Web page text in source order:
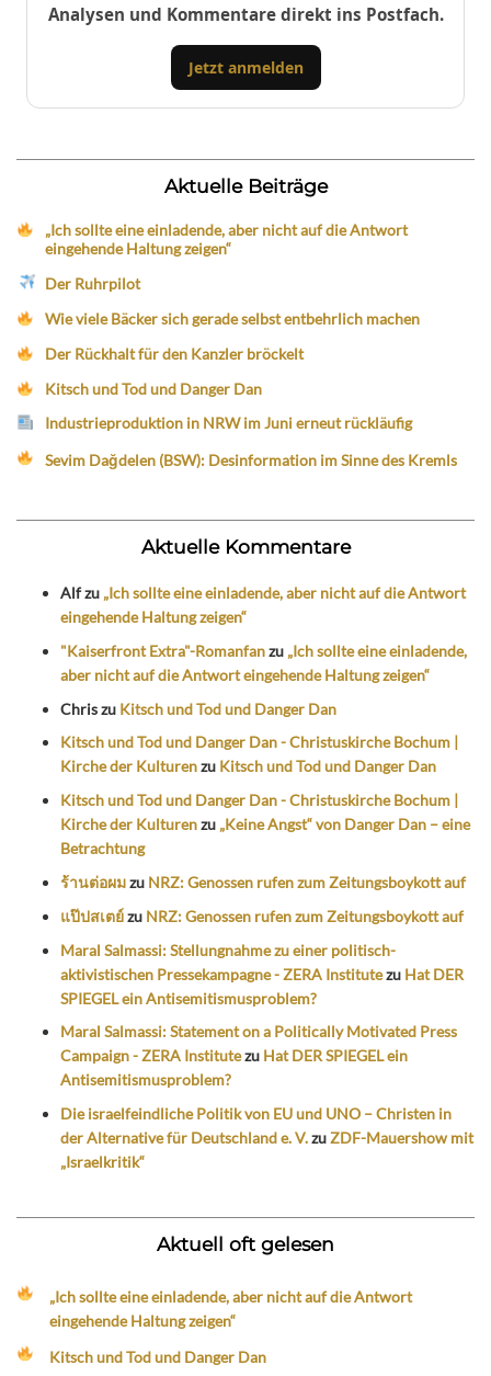
Analysen und Kommentare direkt ins Postfach.
Jetzt anmelden
Aktuelle Beiträge
„Ich sollte eine einladende, aber nicht auf die Antwort
eingehende Haltung zeigen“
Der Ruhrpilot
Wie viele Bäcker sich gerade selbst entbehrlich machen
Der Rückhalt für den Kanzler bröckelt
Kitsch und Tod und Danger Dan
Industrieproduktion in NRW im Juni erneut rückläufig
Sevim Dağdelen (BSW): Desinformation im Sinne des Kremls
Aktuelle Kommentare
Alfzu „Ich sollte eine einladende, aber nicht auf die Antwort
eingehende Haltung zeigen“
"Kaiserfront Extra"-Romanfanzu „Ich sollte eine einladende,
aber nicht auf die Antwort eingehende Haltung zeigen“
Chriszu Kitsch und Tod und Danger Dan
Kitsch und Tod und Danger Dan - Christuskirche Bochum |
Kirche der Kulturenzu Kitsch und Tod und Danger Dan
Kitsch und Tod und Danger Dan - Christuskirche Bochum |
Kirche der Kulturenzu „Keine Angst“ von Danger Dan – eine
Betrachtung
ร้านต่อผมzu NRZ: Genossen rufen zum Zeitungsboykott auf
แป๊ปสเตย์zu NRZ: Genossen rufen zum Zeitungsboykott auf
Maral Salmassi: Stellungnahme zu einer politisch-
aktivistischen Pressekampagne - ZERA Institutezu Hat DER
SPIEGEL ein Antisemitismusproblem?
Maral Salmassi: Statement on a Politically Motivated Press
Campaign - ZERA Institutezu Hat DER SPIEGEL ein
Antisemitismusproblem?
Die israelfeindliche Politik von EU und UNO – Christen in
der Alternative für Deutschland e. V.zuZDF-Mauershow mit
„Israelkritik“
Aktuell oft gelesen
„Ich sollte eine einladende, aber nicht auf die Antwort
eingehende Haltung zeigen“
Kitsch und Tod und Danger Dan